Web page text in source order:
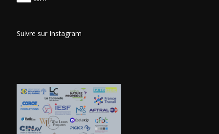
Suivre sur Instagram